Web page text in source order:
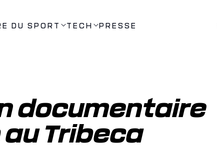
DU SPORT TECH PRESSE
documentaire
Tribeca